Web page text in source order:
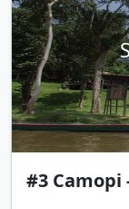
#3 Camopi